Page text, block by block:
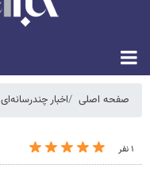
صفحه اصلی اخبار چندرسانه‌ای
۱ نفر